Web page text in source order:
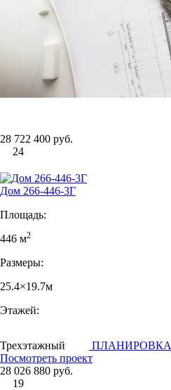
28 722 400 руб.
24
Дом 266-446-3Г
Площадь:
446 м2
Размеры:
25.4×19.7м
Этажей:
Трехэтажный
ПЛАНИРОВКА
Посмотреть проект
28 026 880 руб.
19